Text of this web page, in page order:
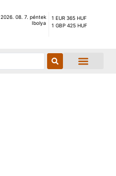
2026. 08. 7. péntek
Ibolya
1 EUR 365 HUF
1 GBP 425 HUF